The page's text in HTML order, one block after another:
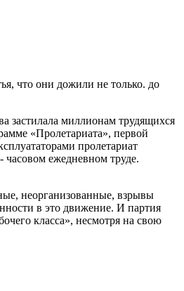
что они дожили не только. до
застилала миллионам трудящихся
«Пролетариата», первой
пролетариат
часовом ежедневном труде.
неорганизованные, взрывы
в это движение. И партия
класса», несмотря на свою